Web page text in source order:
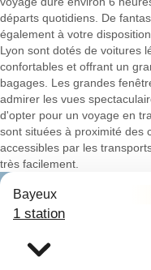
départs quotidiens. De
également à votre
Lyon sont dotés de voitures
confortables et offrant un
bagages. Les grandes
admirer les vues
d'opter pour un voyage en
sont situées à proximité des
accessibles par les
très facilement.
Bayeux
1 station